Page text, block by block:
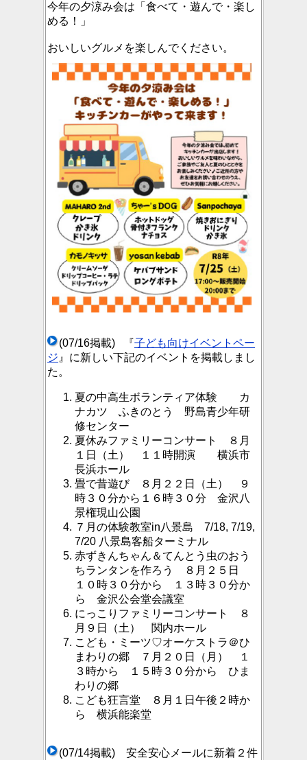
今年の夕涼み会は「食べて・遊んで・楽し
める！」
おいしいグルメを楽しんでください。
(07/16掲載) 『子ども向けイベントペー
ジ』に新しい下記のイベントを掲載しまし
た。
夏の中高生ボランティア体験 カ
ナカツ ふきのとう 野島青少年研
修センター
夏休みファミリーコンサート ８月
１日（土） １１時開演 横浜市
長浜ホール
畳で昔遊び ８月２２日（土） ９
時３０分から１６時３０分 金沢八
景権現山公園
７月の体験教室in八景島 7/18, 7/19,
7/20 八景島客船ターミナル
赤ずきんちゃん＆てんとう虫のおう
ちランタンを作ろう ８月２５日
１０時３０分から １３時３０分か
ら 金沢公会堂会議室
にっこりファミリーコンサート ８
月９日（土） 関内ホール
こども・ミーツ♡オーケストラ＠ひ
まわりの郷 ７月２０日（月） １
３時から １５時３０分から ひま
わりの郷
こども狂言堂 ８月１日午後２時か
ら 横浜能楽堂
(07/14掲載) 安全安心メールに新着２件